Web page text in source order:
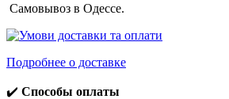
Самовывоз в Одессе.
Подробнее о доставке
✔️ Способы оплаты